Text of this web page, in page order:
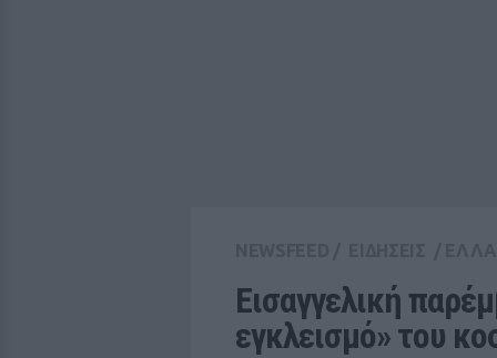
Εισαγγελική
εγκλεισμό» του